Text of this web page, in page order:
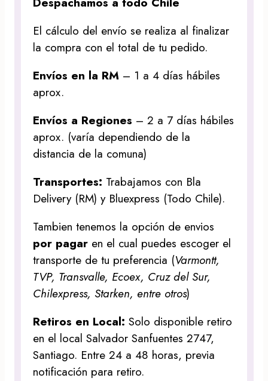
El cálculo del envío se realiza al finalizar
la compra con el total de tu pedido.
Envíos en la RM – 1 a 4 días hábiles
aprox.
Envíos a Regiones – 2 a 7 días hábiles
aprox. (varía dependiendo de la
distancia de la comuna)
Transportes: Trabajamos con Bla
Delivery (RM) y Bluexpress (Todo Chile).
Tambien tenemos la opción de envios
por pagar en el cual puedes escoger el
transporte de tu preferencia (Varmontt,
TVP, Transvalle, Ecoex, Cruz del Sur,
Chilexpress, Starken, entre otros)
Retiros en Local:Solo disponible retiro
en el local Salvador Sanfuentes 2747,
Santiago. Entre 24 a 48 horas, previa
notificación para retiro.